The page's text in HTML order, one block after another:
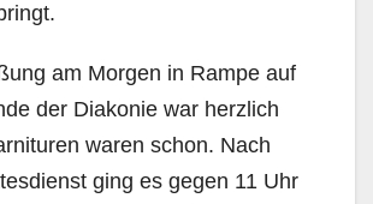
am Morgen in Rampe auf
der Diakonie war herzlich
waren schon. Nach
ging es gegen 11 Uhr